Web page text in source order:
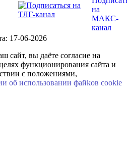
17-06-2026
сайт, вы даёте согласие на
функционирования сайта и
с положениями,
об использовании файkов cookie